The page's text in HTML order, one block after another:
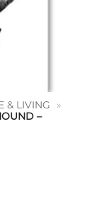
& LIVING
»
–